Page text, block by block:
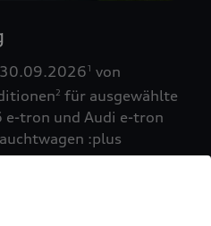
1 von
2 für ausgewählte
e-tron und Audi e-tron
:plus